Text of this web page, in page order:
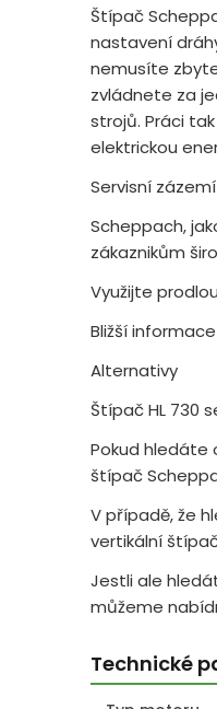
Štípač
nastavení
nemusíte
zvládnete za
strojů. Práci
elektrickou
Servisní zázemí
Scheppach,
zákaznikům
Využijte
Bližší
Alternativy
Štípač HL 730
Pokud hledáte
štípač
V případě, že
vertikální
Jestli ale
můžeme
Technické